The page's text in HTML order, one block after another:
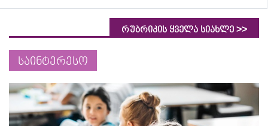
რუბრიკის ყველა სიახლე >>
საინტერესო